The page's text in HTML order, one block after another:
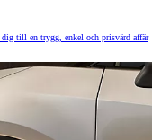
till en trygg, enkel och prisvärd affär